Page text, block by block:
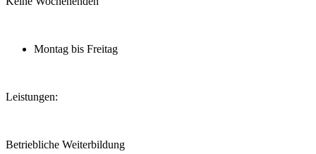
Montag bis Freitag
Leistungen:
Betriebliche Weiterbildung